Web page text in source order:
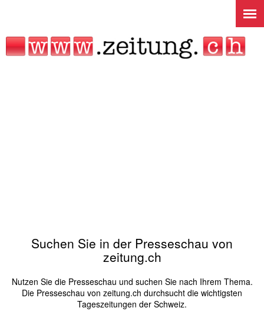
Suchen Sie in der Presseschau von
zeitung.ch
Nutzen Sie die Presseschau und suchen Sie nach Ihrem Thema.
Die Presseschau von zeitung.ch durchsucht die wichtigsten
Tageszeitungen der Schweiz.